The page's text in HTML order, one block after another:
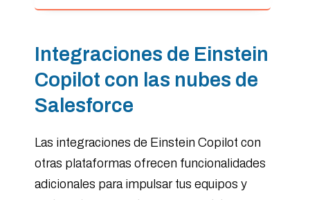
Integraciones de Einstein
Copilot con las nubes de
Salesforce
Las integraciones de Einstein Copilot con
otras plataformas ofrecen funcionalidades
adicionales para impulsar tus equipos y